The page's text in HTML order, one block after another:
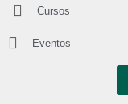
Cursos
Eventos